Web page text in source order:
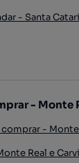
- Santa
- Monte
- Monte
Real e